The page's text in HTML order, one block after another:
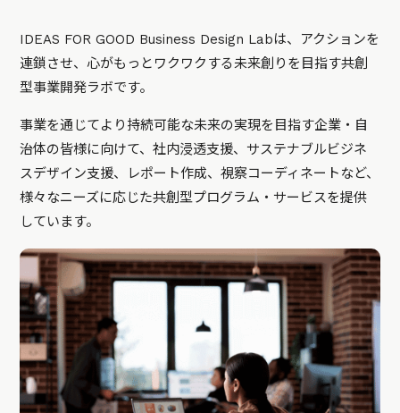
IDEAS FOR GOOD Business Design Labは、アクションを
連鎖させ、心がもっとワクワクする未来創りを目指す共創
型事業開発ラボです。
事業を通じてより持続可能な未来の実現を目指す企業・自
治体の皆様に向けて、社内浸透支援、サステナブルビジネ
スデザイン支援、レポート作成、視察コーディネートなど、
様々なニーズに応じた共創型プログラム・サービスを提供
しています。